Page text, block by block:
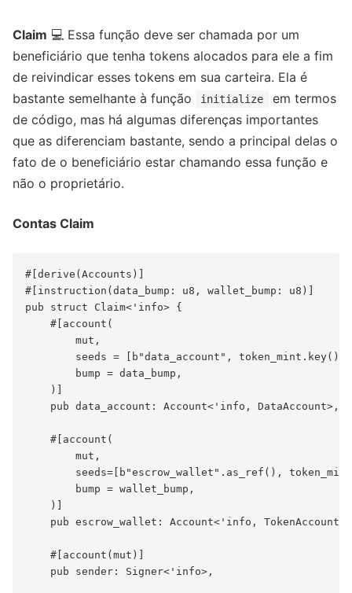
Claim 💻 Essa função deve ser chamada por um
beneficiário que tenha tokens alocados para ele a fim
de reivindicar esses tokens em sua carteira. Ela é
bastante semelhante à função
initialize
em termos
de código, mas há algumas diferenças importantes
que as diferenciam bastante, sendo a principal delas o
fato de o beneficiário estar chamando essa função e
não o proprietário.
Contas Claim
#[derive(Accounts)]
#[instruction(data_bump: u8, wallet_bump: u8)]
pub struct Claim<'info> {
    #[account(
        mut,
seeds = [b"data_account",
        bump = data_bump,
    )]
    pub data_account: Account<'info, DataAccount>,
    #[account(
        mut,
seeds=[b"escrow_wallet".as_ref(),
        bump = wallet_bump,
    )]
    pub escrow_wallet: Account<'info, TokenAccount>,
    #[account(mut)]
    pub sender: Signer<'info>,